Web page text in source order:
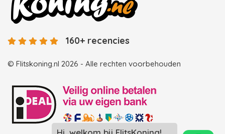
© Flitskoning.nl 2026 - Alle rechten voorbehouden
160+ recencies